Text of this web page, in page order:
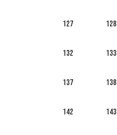
127 128
132 133
137 138
142 143